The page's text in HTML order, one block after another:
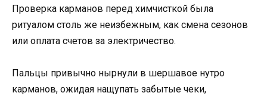
Проверка карманов перед химчисткой была
ритуалом столь же неизбежным, как смена сезонов
или оплата счетов за электричество.
Пальцы привычно нырнули в шершавое нутро
карманов, ожидая нащупать забытые чеки,